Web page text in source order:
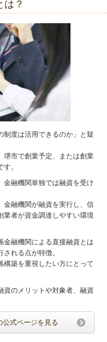
は？
制度は活用できるのか」と疑
堺市で創業予定、または創業
。
金融機関単独では融資を受け
金融機関が融資を実行し、信
業者が資金調達しやすい環境
金融機関による直接融資とは
れる点が特徴。
構築を重視したい方にとって
資のメリットや対象者、融資
公式ページを見る